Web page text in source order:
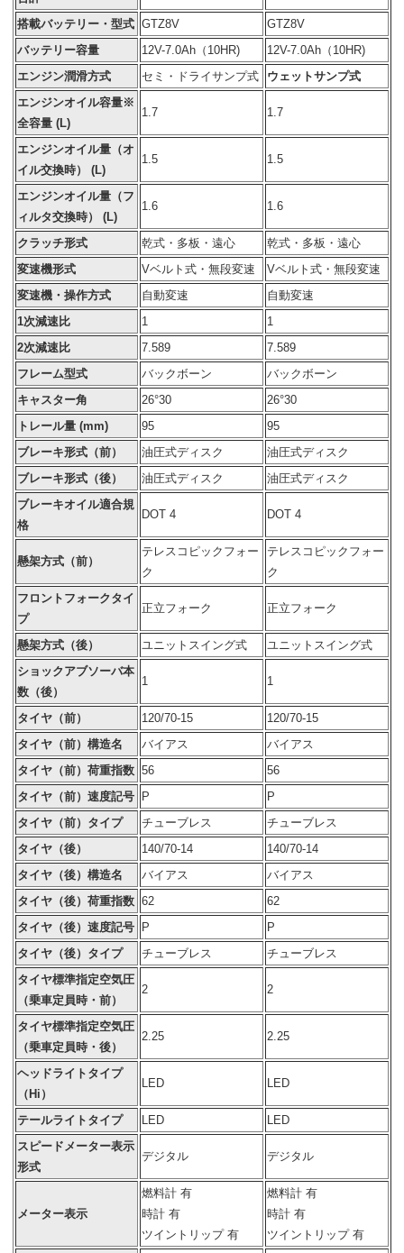
搭載バッテリー・型式 GTZ8V
GTZ8V
バッテリー容量
12V-7.0Ah（10HR)
12V-7.0Ah（10HR)
エンジン潤滑方式
セミ・ドライサンプ式
ウェットサンプ式
エンジンオイル容量※
全容量 (L)
1.7 1.7
エンジンオイル量（オ
イル交換時） (L)
1.5 1.5
エンジンオイル量（フ
ィルタ交換時） (L)
1.6 1.6
クラッチ形式 乾式・多板・遠心
乾式・多板・遠心
変速機形式
Vベルト式・無段変速
Vベルト式・無段変速
変速機・操作方式
自動変速
自動変速
1次減速比
1
1
2次減速比
7.589
7.589
フレーム型式
バックボーン
バックボーン
キャスター角
26°30
26°30
トレール量 (mm)
95
95
ブレーキ形式（前）
油圧式ディスク
油圧式ディスク
ブレーキ形式（後）
油圧式ディスク
油圧式ディスク
ブレーキオイル適合規
格
DOT 4 DOT 4
懸架方式（前）
テレスコピックフォー
ク
テレスコピックフォー
ク
フロントフォークタイ
プ
正立フォーク 正立フォーク
懸架方式（後） ユニットスイング式
ユニットスイング式
ショックアブソーバ本
数（後）
1 1
タイヤ（前） 120/70-15
120/70-15
タイヤ（前）構造名
バイアス
バイアス
タイヤ（前）荷重指数 56
56
タイヤ（前）速度記号
P
P
タイヤ（前）タイプ
チューブレス
チューブレス
タイヤ（後）
140/70-14
140/70-14
タイヤ（後）構造名
バイアス
バイアス
タイヤ（後）荷重指数 62
62
タイヤ（後）速度記号
P
P
タイヤ（後）タイプ
チューブレス
チューブレス
タイヤ標準指定空気圧
（乗車定員時・前）
2 2
タイヤ標準指定空気圧
（乗車定員時・後）
2.25 2.25
ヘッドライトタイプ
（Hi）
LED LED
テールライトタイプ LED
LED
スピードメーター表示
形式
デジタル デジタル
メーター表示
燃料計 有
時計 有
ツイントリップ 有
燃料計 有
時計 有
ツイントリップ 有